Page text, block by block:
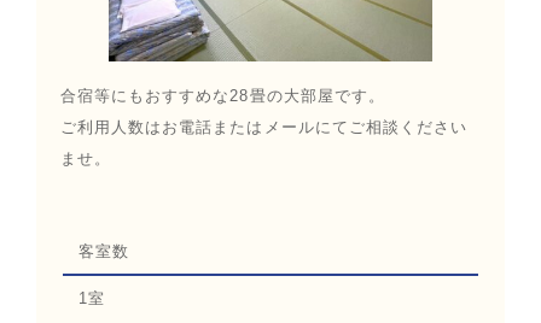
合宿等にもおすすめな28畳の大部屋です。
ご利用人数はお電話またはメールにてご相談ください
ませ。
客室数
1室